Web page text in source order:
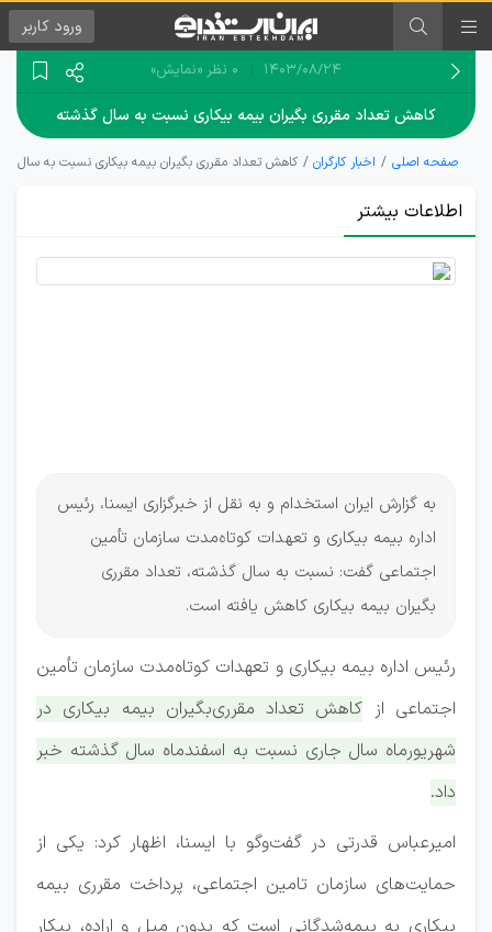
ورود کاربر
۱۴۰۳/۰۸/۲۴ 0 نظر «نمایش»
کاهش تعداد مقرری بگیران بیمه بیکاری نسبت به سال گذشته
صفحه اصلی اخبار کارگران کاهش تعداد مقرری بگیران بیمه بیکاری نسبت به سال
اطلاعات بیشتر
کاهش
به گزارش ایران استخدام و به نقل از خبرگزاری ایسنا، رئیس
اداره بیمه بیکاری و تعهدات کوتاه‌مدت سازمان تأمین
اجتماعی گفت: نسبت به سال گذشته، تعداد مقرری
بگیران بیمه بیکاری کاهش یافته است.
رئیس اداره بیمه بیکاری و تعهدات کوتاه‌مدت سازمان تأمین
اجتماعی از کاهش تعداد مقرری‌بگیران بیمه بیکاری در
شهریورماه سال جاری نسبت به اسفندماه سال گذشته خبر
داد.
امیرعباس قدرتی در گفت‌وگو با ایسنا، اظهار کرد: یکی از
حمایت‌‏های سازمان تامین اجتماعی، پرداخت مقرری بیمه
بیکاری به بیمه‌شدگانی است که بدون میل و اراده، بیکار